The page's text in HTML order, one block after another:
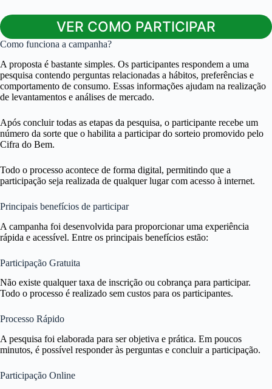
VER COMO PARTICIPAR
Como funciona a campanha?
A proposta é bastante simples. Os participantes respondem a uma
pesquisa contendo perguntas relacionadas a hábitos, preferências e
comportamento de consumo. Essas informações ajudam na realização
de levantamentos e análises de mercado.
Após concluir todas as etapas da pesquisa, o participante recebe um
número da sorte que o habilita a participar do sorteio promovido pelo
Cifra do Bem.
Todo o processo acontece de forma digital, permitindo que a
participação seja realizada de qualquer lugar com acesso à internet.
Principais benefícios de participar
A campanha foi desenvolvida para proporcionar uma experiência
rápida e acessível. Entre os principais benefícios estão:
Participação Gratuita
Não existe qualquer taxa de inscrição ou cobrança para participar.
Todo o processo é realizado sem custos para os participantes.
Processo Rápido
A pesquisa foi elaborada para ser objetiva e prática. Em poucos
minutos, é possível responder às perguntas e concluir a participação.
Participação Online